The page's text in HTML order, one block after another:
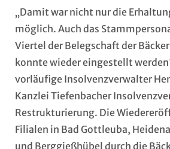
„Damit war nicht nur die
möglich. Auch das
Viertel der Belegschaft der
konnte wieder eingestellt
vorläufige Insolvenzverwalter
Kanzlei Tiefenbacher
Restrukturierung. Die
Filialen in Bad Gottleuba,
und Berggießhübel durch die